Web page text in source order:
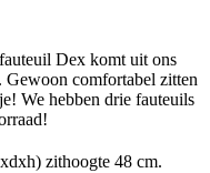
Dex komt uit ons
Gewoon comfortabel zitten
We hebben drie fauteuils
zithoogte 48 cm.